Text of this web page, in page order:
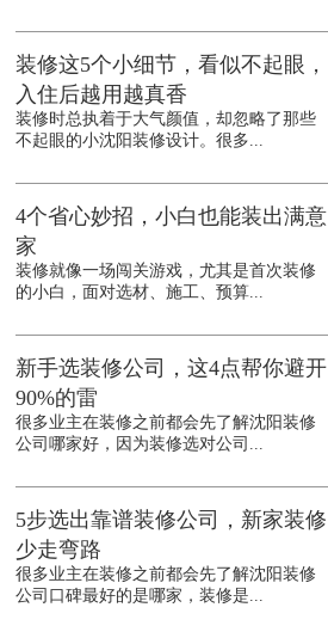
装修这5个小细节，看似不起眼，
入住后越用越真香
装修时总执着于大气颜值，却忽略了那些
不起眼的小沈阳装修设计。很多...
4个省心妙招，小白也能装出满意
家
装修就像一场闯关游戏，尤其是首次装修
的小白，面对选材、施工、预算...
新手选装修公司，这4点帮你避开
90%的雷
很多业主在装修之前都会先了解沈阳装修
公司哪家好，因为装修选对公司...
5步选出靠谱装修公司，新家装修
少走弯路
很多业主在装修之前都会先了解沈阳装修
公司口碑最好的是哪家，装修是...